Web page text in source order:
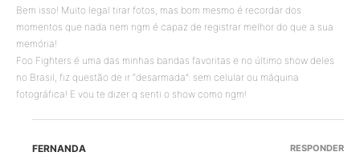
Bem isso! Muito legal tirar fotos, mas bom mesmo é recordar dos
momentos que nada nem ngm é capaz de registrar melhor do que a sua
memória!
Foo Fighters é uma das minhas bandas favoritas e no último show deles
no Brasil, fiz questão de ir “desarmada”: sem celular ou máquina
fotográfica! E vou te dizer q senti o show como ngm!
FERNANDA
RESPONDER